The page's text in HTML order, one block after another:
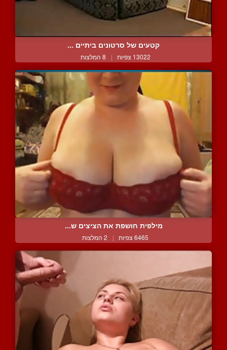
קטעים של סרטונים ביתיים ...
13022 צפיות | 8 המלצות
מילפית חושפת את הציצים ש...
6465 צפיות | 2 המלצות